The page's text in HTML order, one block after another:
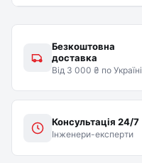
Безкоштовна
доставка
Від 3 000 ₴ по Україні
Консультація 24/7
Інженери-експерти